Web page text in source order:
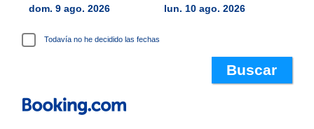
dom. 9 ago. 2026 lun. 10 ago. 2026
Todavía no he decidido las fechas